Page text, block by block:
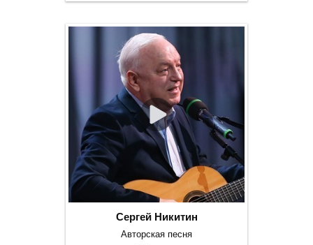
Сергей Никитин
Авторская песня